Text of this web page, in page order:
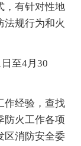
，有针对性地
法规行为和火
至4月30
作经验，查找
防火工作各项
区消防安全委